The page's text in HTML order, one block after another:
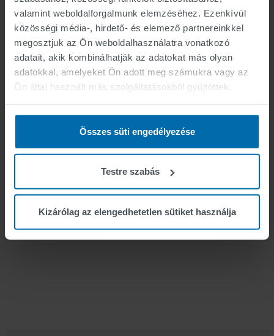
valamint weboldalforgalmunk elemzéséhez. Ezenkívül
közösségi média-, hirdető- és elemező partnereinkkel
megosztjuk az Ön weboldalhasználatra vonatkozó
adatait, akik kombinálhatják az adatokat más olyan
adatokkal, amelyeket Ön adott meg számukra vagy az
Ön által használt más szolgáltatásokból gyűjtöttek.
Összes süti engedélyezése
Testre szabás
Kizárólag az elengedhetetlen sütiket használja
Construction Zone
Markings